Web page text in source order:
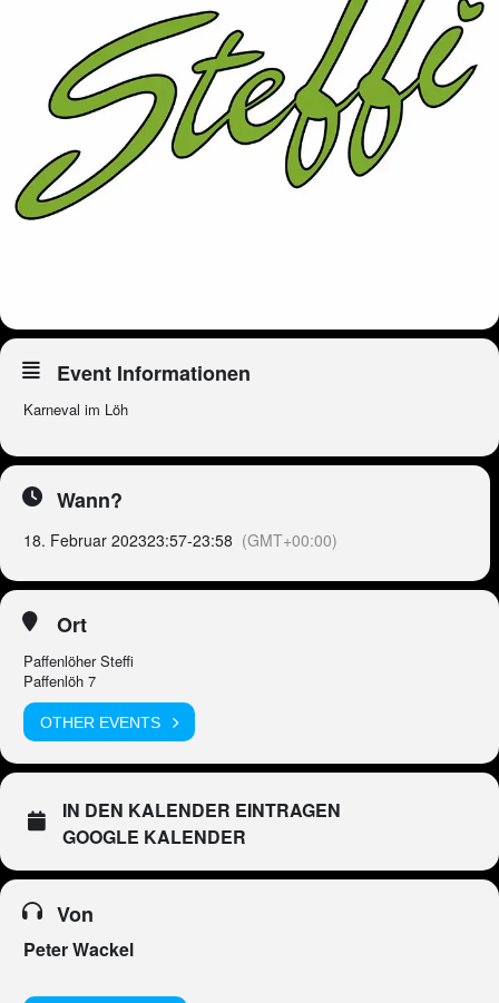
Event Informationen
Karneval im Löh
Wann?
18. Februar 202323:57-23:58 (GMT+00:00)
Ort
Paffenlöher Steffi
Paffenlöh 7
OTHER EVENTS
IN DEN KALENDER EINTRAGEN
GOOGLE KALENDER
Von
Peter Wackel